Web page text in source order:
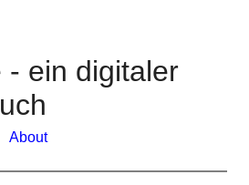
- ein digitaler
About